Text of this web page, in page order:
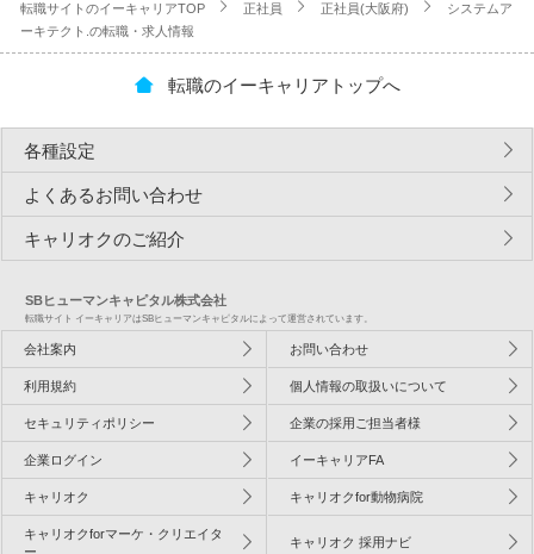
転職サイトのイーキャリアTOP
正社員 正社員(大阪府)
システムア
ーキテクト.の転職・求人情報
転職のイーキャリアトップへ
各種設定
よくあるお問い合わせ
キャリオクのご紹介
SBヒューマンキャピタル株式会社
転職サイト イーキャリアはSBヒューマンキャピタルによって運営されています。
会社案内 お問い合わせ
利用規約 個人情報の取扱いについて
セキュリティポリシー 企業の採用ご担当者様
企業ログイン イーキャリアFA
キャリオク キャリオクfor動物病院
キャリオクforマーケ・クリエイタ
キャリオク 採用ナビ